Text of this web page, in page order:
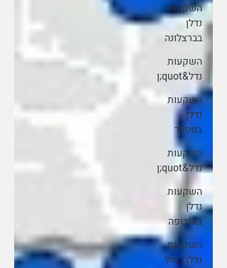
השקעות
נדלן
בברצלונה
השקעות
נדל&quot;ן
השקעות
נדלן
בספרד
השקעות
נדל&quot;ן
השקעות
נדלן
באירופה
השקעות
נדלן בחול